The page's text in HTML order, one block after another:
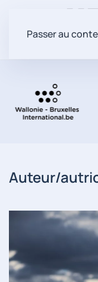
Passer au
Auteur/